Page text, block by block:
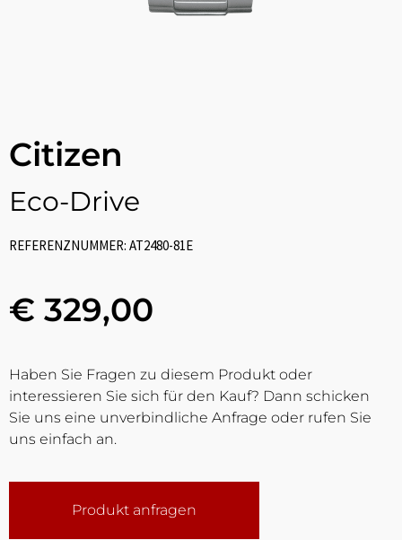
Citizen
Eco-Drive
REFERENZNUMMER: AT2480-81E
€ 329,00
Haben Sie Fragen zu diesem Produkt oder
interessieren Sie sich für den Kauf? Dann schicken
Sie uns eine unverbindliche Anfrage oder rufen Sie
uns einfach an.
Produkt anfragen